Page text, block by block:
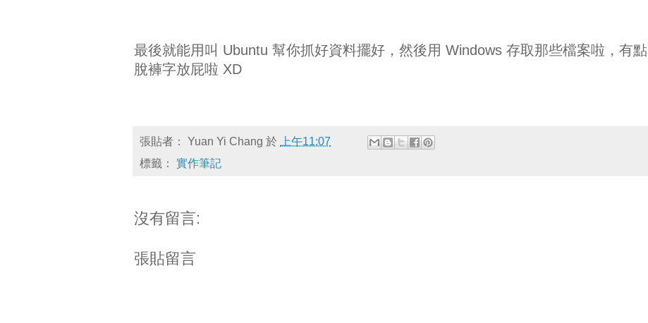
最後就能用叫 Ubuntu 幫你抓好資料擺好，然後用 Windows 存取那些檔案啦，有點
脫褲字放屁啦 XD
張貼者： Yuan Yi Chang 於
上午11:07
標籤： 實作筆記
沒有留言:
張貼留言